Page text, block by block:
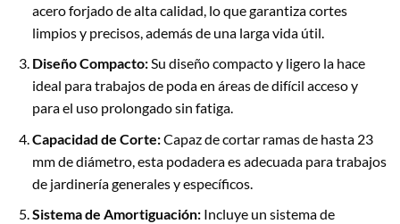
acero forjado de alta calidad, lo que garantiza cortes
limpios y precisos, además de una larga vida útil.
Diseño Compacto:Su diseño compacto y ligero la hace
ideal para trabajos de poda en áreas de difícil acceso y
para el uso prolongado sin fatiga.
Capacidad de Corte:Capaz de cortar ramas de hasta 23
mm de diámetro, esta podadera es adecuada para trabajos
de jardinería generales y específicos.
Sistema de Amortiguación:Incluye un sistema de